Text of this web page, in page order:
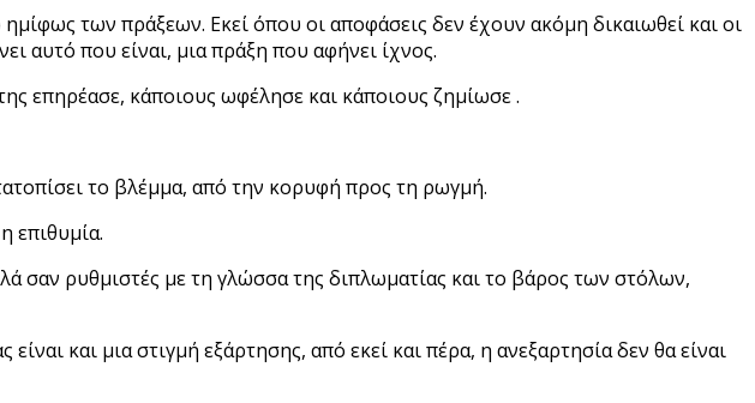
των πράξεων. Εκεί όπου οι αποφάσεις δεν έχουν ακόμη δικαιωθεί και οι
αυτό που είναι, μια πράξη που αφήνει ίχνος.
επηρέασε, κάποιους ωφέλησε και κάποιους ζημίωσε .
το βλέμμα, από την κορυφή προς τη ρωγμή.
επιθυμία.
σαν ρυθμιστές με τη γλώσσα της διπλωματίας και το βάρος των στόλων,
και μια στιγμή εξάρτησης, από εκεί και πέρα, η ανεξαρτησία δεν θα είναι